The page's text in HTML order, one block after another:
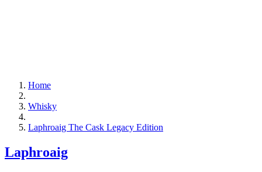
Home
Whisky
Laphroaig The Cask Legacy Edition
Laphroaig